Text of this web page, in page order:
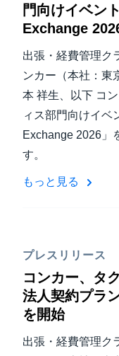
門向けイベン
Exchange
出張・経費管理ク
ンカー（本社：東
本 祥生、以下 コ
ィス部門向けイベ
Exchange 2026」
す。
もっと見る
プレスリリース
コンカー、タ
法人契約プラ
を開始
出張・経費管理ク